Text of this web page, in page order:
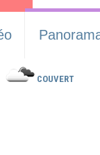
COUVERT